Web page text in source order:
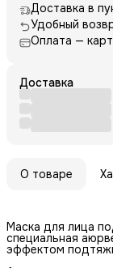
Доставка в
Удобный
Оплата —
Доставка
О товаре
Маска для лица
специальная
эффектом